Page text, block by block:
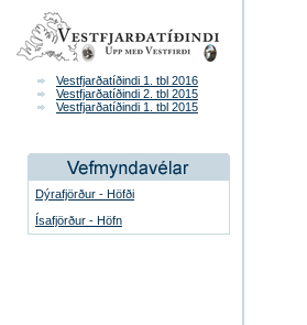
Vestfjarðatíðindi 1. tbl 2016
Vestfjarðatíðindi 2. tbl 2015
Vestfjarðatíðindi 1. tbl 2015
Dýrafjörður - Höfði
Ísafjörður - Höfn